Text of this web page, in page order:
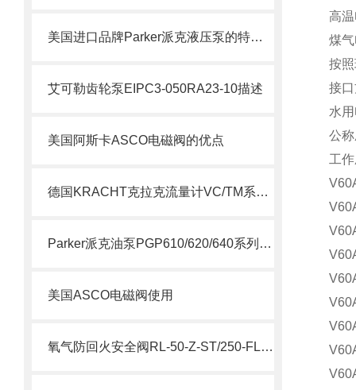
美国进口品牌Parker派克液压泵的特点及用途
艾可勒齿轮泵EIPC3-050RA23-10描述
美国阿斯卡ASCO电磁阀的优点
德国KRACHT克拉克流量计VC/TM系列说明
Parker派克油泵PGP610/620/640系列简要说明
美国ASCO电磁阀使用
氧气防回火安全阀RL-50-Z-ST/250-FL参数
高
煤
按
接
水
公
工